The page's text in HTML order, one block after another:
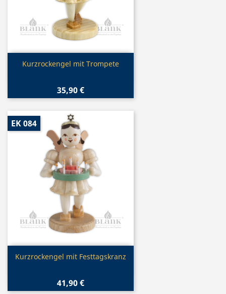
Vorschau
Kurzrockengel mit Trompete
35,90 €
Vorschau
Kurzrockengel mit Festtagskranz
41,90 €
EK 084